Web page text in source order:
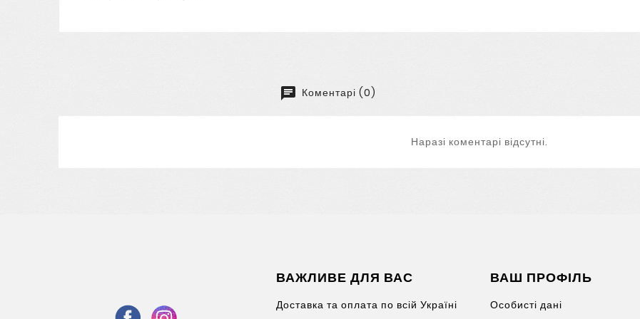
Коментарі (0)
Наразі коментарі відсутні.
ВАЖЛИВЕ ДЛЯ ВАС
Доставка та оплата по всій Україні
ВАШ ПРОФІЛЬ
Особисті дані